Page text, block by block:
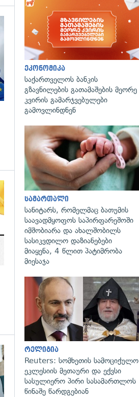
გადახედვა
გადახედვა
ეკონომიკა
საქართველოს ბანკის
გზავნილების გათამაშების მეორე
კვირის გამარჯვებულები
გამოვლინდნენ
სამართალი
სანიტარს, რომელმაც ბათუმის
საავადმყოფოს საპირფარეშოში
იმშობიარა და ახალშობილს
სასიკვდილო დაზიანებები
მიაყენა, 4 წლით პატიმრობა
მიესაჯა
რელიგია
Reuters: სომხეთის სამოციქულო
ეკლესიის მეთაური და ექვსი
სასულიერო პირი სასამართლოს
წინაშე წარდგებიან